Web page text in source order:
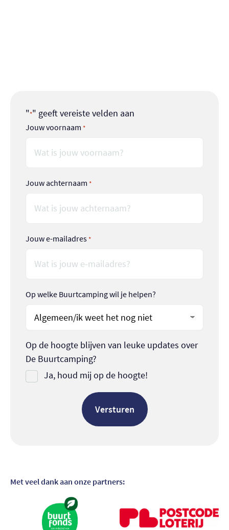
"*" geeft vereiste velden aan
Jouw voornaam *
Jouw achternaam *
Jouw e-mailadres *
Op welke Buurtcamping wil je helpen?
Op de hoogte blijven van leuke updates over
De Buurtcamping?
Ja, houd mij op de hoogte!
Met veel dank aan onze partners:
Bezoek partner